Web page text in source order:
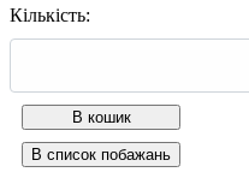
Кількість: